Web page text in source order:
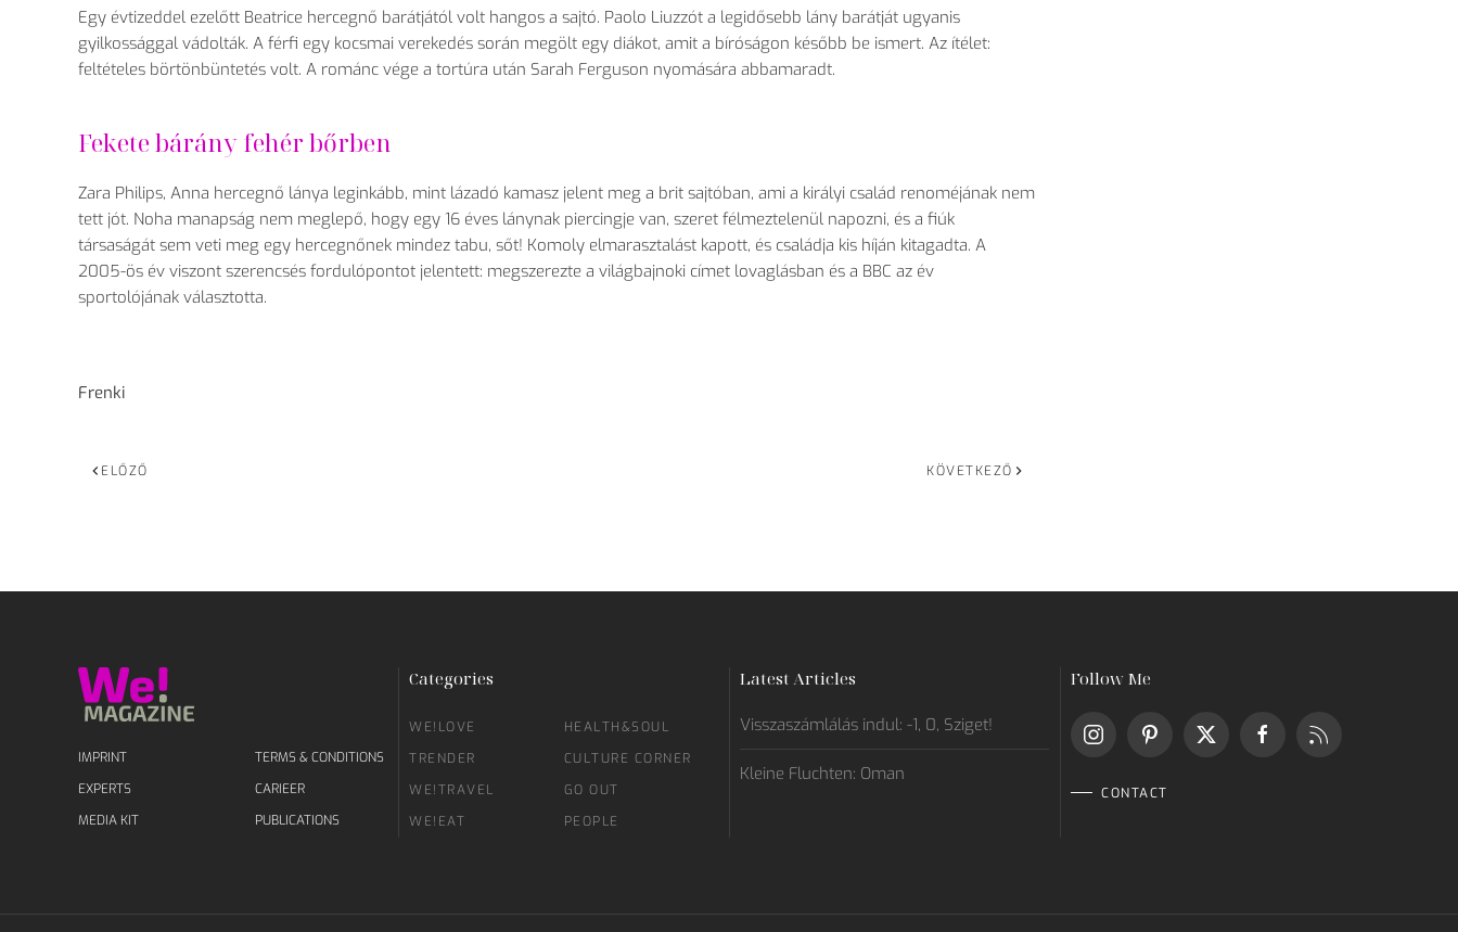
Egy évtizeddel ezelőtt Beatrice hercegnő barátjától volt hangos a sajtó. Paolo Liuzzót a legidősebb lány barátját ugyanis
gyilkossággal vádolták. A férfi egy kocsmai verekedés során megölt egy diákot, amit a bíróságon később be ismert. Az ítélet:
feltételes börtönbüntetés volt. A románc vége a tortúra után Sarah Ferguson nyomására abbamaradt.
Fekete bárány fehér bőrben
Zara Philips, Anna hercegnő lánya leginkább, mint lázadó kamasz jelent meg a brit sajtóban, ami a királyi család renoméjának nem
tett jót. Noha manapság nem meglepő, hogy egy 16 éves lánynak piercingje van, szeret félmeztelenül napozni, és a fiúk
társaságát sem veti meg egy hercegnőnek mindez tabu, sőt! Komoly elmarasztalást kapott, és családja kis híján kitagadta. A
2005-ös év viszont szerencsés fordulópontot jelentett: megszerezte a világbajnoki címet lovaglásban és a BBC az év
sportolójának választotta.
Frenki
ELŐZŐ KÖVETKEZŐ
IMPRINT
EXPERTS
MEDIA KIT
TERMS & CONDITIONS
CARIEER
PUBLICATIONS
Categories
WE!LOVE
TRENDER
WE!TRAVEL
WE!EAT
HEALTH&SOUL
CULTURE CORNER
GO OUT
PEOPLE
Latest Articles
Visszaszámlálás indul: -1, 0, Sziget!
Kleine Fluchten: Oman
Follow Me
CONTACT